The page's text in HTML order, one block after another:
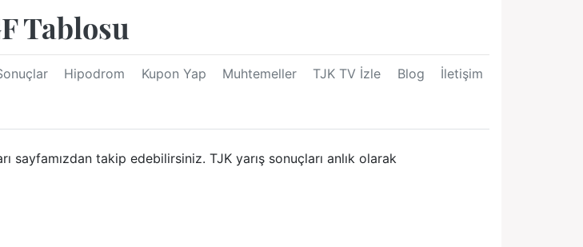
Tablosu
Hipodrom Kupon Yap Muhtemeller TJK TV İzle Blog İletişim
takip edebilirsiniz. TJK yarış sonuçları anlık olarak